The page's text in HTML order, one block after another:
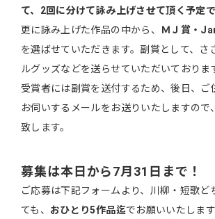
て、2回に分けて詠み上げさせて頂く予定で
更に詠み上げた作品の中から、
ＭＪ賞・
を選ばせていただきます。副賞として、さ
ルグッズなどを送らせていただいておりま
受賞者には副賞を送付するため、後日、ご
お伺いするメールをお送りいたしますので
致します。
募集は本日から7月31日まで！
ご応募は下記フォームより、川柳・短歌ど
ても、 おひとり5作品迄でお願いいたしま